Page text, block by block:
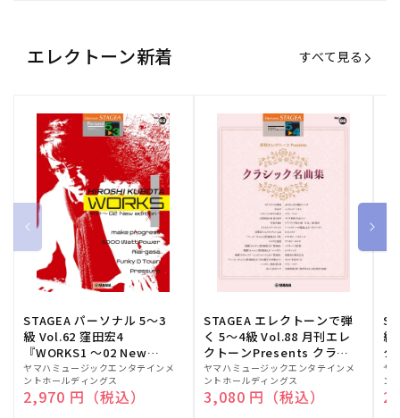
エレクトーン新着 すべて見る
STAGEA パーソナル 5～3
級 Vol.62 窪田宏4
『WORKS1 ～02 New
edition～』
販
売
元:
ヤマハミュージックエンタテインメ
ントホールディングス
通常価格
2,970 円（税込）
STAGEA エレクトーンで弾
く 5～4級 Vol.88 月刊エレ
クトーンPresents クラシ
ック名曲集
販
売
元:
ヤマハミュージックエンタテインメ
ントホールディングス
通常価格
3,080 円（税込）
級
ク
販
売
元:
ヤ
ン